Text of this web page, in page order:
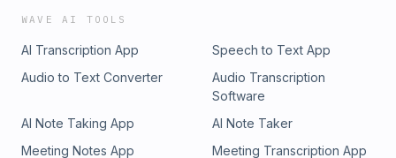
WAVE AI TOOLS
AI Transcription App
Speech to Text App
Audio to Text Converter
Audio Transcription
Software
AI Note Taking App
AI Note Taker
Meeting Notes App
Meeting Transcription App